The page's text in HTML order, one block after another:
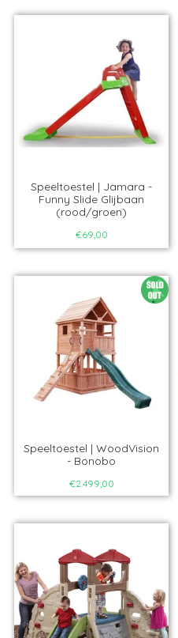
Speeltoestel | Jamara -
Funny Slide Glijbaan
(rood/groen)
€69,00
Speeltoestel | WoodVision
- Bonobo
€2.499,00